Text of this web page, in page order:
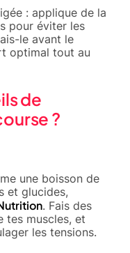
: applique de la
pour éviter les
le avant le
optimal tout au
de
?
une boisson de
et glucides,
. Fais des
tes muscles, et
les tensions.